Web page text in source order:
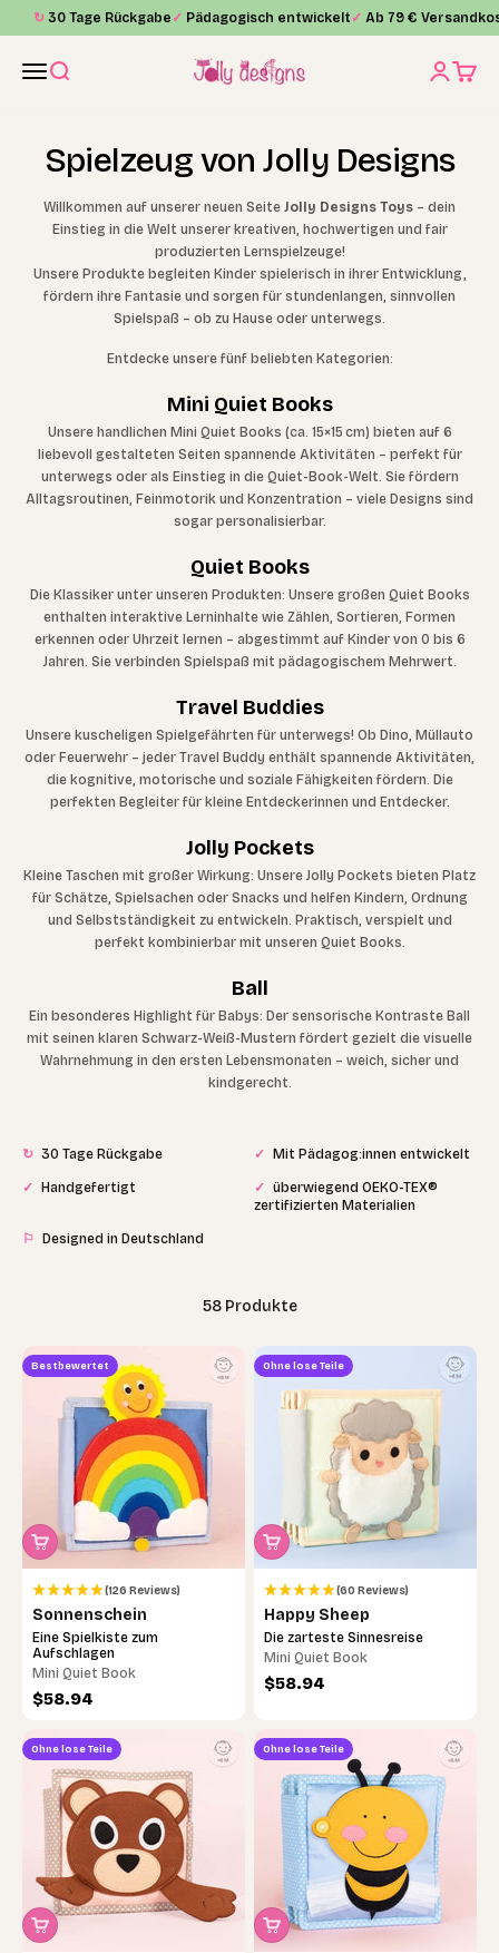
Zum Inhalt springen
↻ 30 Tage Rückgabe ✓ Pädagogisch entwickelt ✓ Ab 79 €
MenüSuche Jolly Designs
Spielzeug von Jolly Designs
Willkommen auf unserer neuen Seite Jolly Designs Toys – dein
Einstieg in die Welt unserer kreativen, hochwertigen und fair
produzierten Lernspielzeuge!
Unsere Produkte begleiten Kinder spielerisch in ihrer Entwicklung,
fördern ihre Fantasie und sorgen für stundenlangen, sinnvollen
Spielspaß – ob zu Hause oder unterwegs.
Entdecke unsere fünf beliebten Kategorien:
Mini Quiet Books
Unsere handlichen Mini Quiet Books (ca. 15×15 cm) bieten auf 6
liebevoll gestalteten Seiten spannende Aktivitäten – perfekt für
unterwegs oder als Einstieg in die Quiet-Book-Welt. Sie fördern
Alltagsroutinen, Feinmotorik und Konzentration – viele Designs sind
sogar personalisierbar.
Quiet Books
Die Klassiker unter unseren Produkten: Unsere großen Quiet Books
enthalten interaktive Lerninhalte wie Zählen, Sortieren, Formen
erkennen oder Uhrzeit lernen – abgestimmt auf Kinder von 0 bis 6
Jahren. Sie verbinden Spielspaß mit pädagogischem Mehrwert.
Travel Buddies
Unsere kuscheligen Spielgefährten für unterwegs! Ob Dino, Müllauto
oder Feuerwehr – jeder Travel Buddy enthält spannende Aktivitäten,
die kognitive, motorische und soziale Fähigkeiten fördern. Die
perfekten Begleiter für kleine Entdeckerinnen und Entdecker.
Jolly Pockets
Kleine Taschen mit großer Wirkung: Unsere Jolly Pockets bieten Platz
für Schätze, Spielsachen oder Snacks und helfen Kindern, Ordnung
und Selbstständigkeit zu entwickeln. Praktisch, verspielt und
perfekt kombinierbar mit unseren Quiet Books.
Ball
Ein besonderes Highlight für Babys: Der sensorische Kontraste Ball
mit seinen klaren Schwarz-Weiß-Mustern fördert gezielt die visuelle
Wahrnehmung in den ersten Lebensmonaten – weich, sicher und
kindgerecht.
↻ 30 Tage Rückgabe ✓ Mit Pädagog:innen entwickelt
✓ Handgefertigt ✓ überwiegend OEKO-TEX®
zertifizierten Materialien
⚐ Designed in Deutschland
58 Produkte
Bestbewertet
(126 Reviews)
Sonnenschein
Eine Spielkiste zum
Aufschlagen
Mini Quiet Book
Angebot
$58.94
Ohne lose Teile
(60 Reviews)
Happy Sheep
Die zarteste Sinnesreise
Mini Quiet Book
Angebot
$58.94
Ohne lose Teile Ohne lose Teile